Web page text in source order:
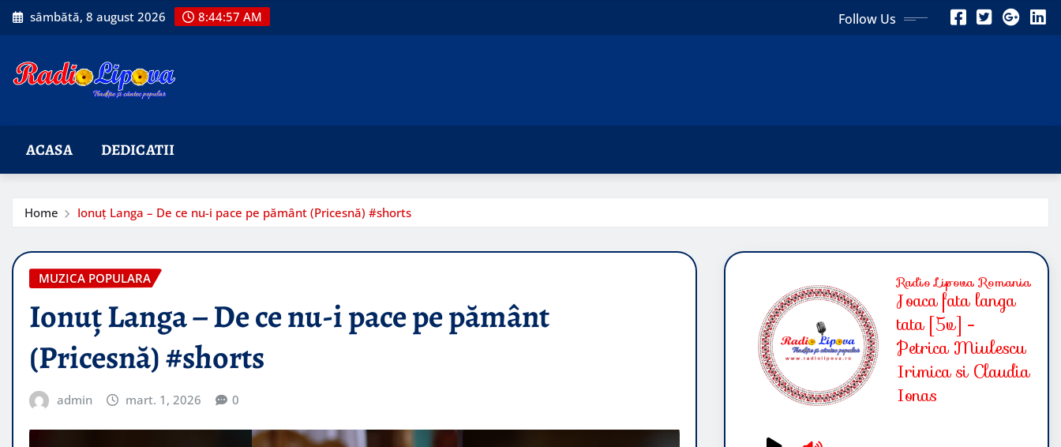
Skip
to
sâmbătă, 8 august 2026 8:44:59 AM Follow Us
ACASA DEDICATII
Home Ionuț Langa – De ce nu-i pace pe pământ (Pricesnă) #shorts
MUZICA POPULARA
Ionuț Langa – De ce nu-i pace pe pământ
(Pricesnă) #shorts
admin mart. 1, 2026 0